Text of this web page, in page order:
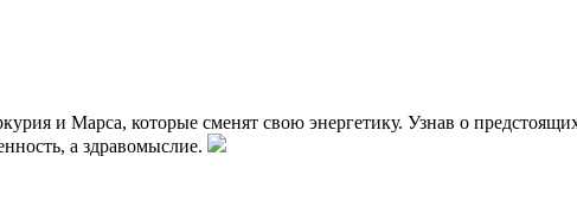
и Марса, которые сменят свою энергетику. Узнав о
а здравомыслие.